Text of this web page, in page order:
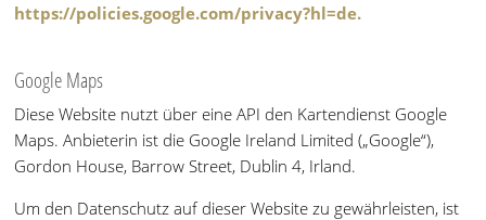
https://policies.google.com/privacy?hl=de.
Google Maps
Diese Website nutzt über eine API den Kartendienst Google
Maps. Anbieterin ist die Google Ireland Limited („Google“),
Gordon House, Barrow Street, Dublin 4, Irland.
Um den Datenschutz auf dieser Website zu gewährleisten, ist